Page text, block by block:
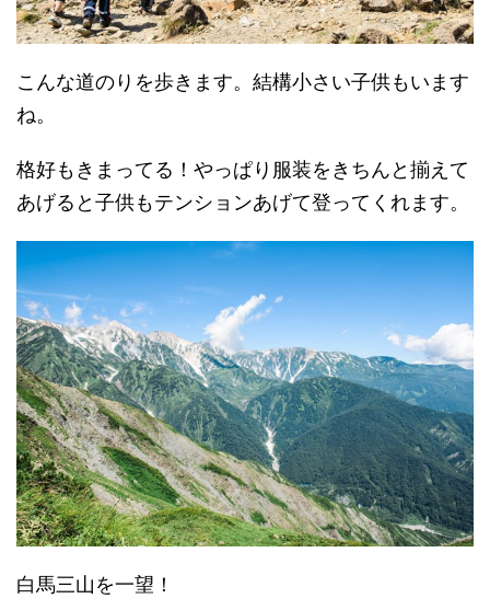
こんな道のりを歩きます。結構小さい子供もいます
ね。
格好もきまってる！やっぱり服装をきちんと揃えて
あげると子供もテンションあげて登ってくれます。
白馬三山を一望！